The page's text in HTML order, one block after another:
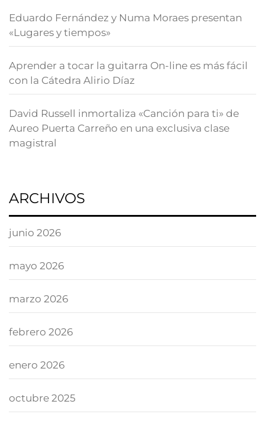
Eduardo Fernández y Numa Moraes presentan
«Lugares y tiempos»
Aprender a tocar la guitarra On-line es más fácil
con la Cátedra Alirio Díaz
David Russell inmortaliza «Canción para ti» de
Aureo Puerta Carreño en una exclusiva clase
magistral
ARCHIVOS
junio 2026
mayo 2026
marzo 2026
febrero 2026
enero 2026
octubre 2025